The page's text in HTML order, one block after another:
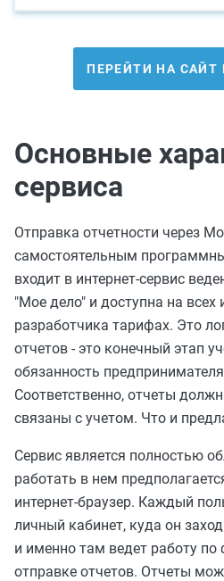
ПЕРЕЙТИ НА САЙТ
Основные
сервиса
Отправка отчетности через
самостоятельным
входит в интернет-сервис
"Мое дело" и доступна на
разработчика тарифах. Это
отчетов - это конечный этап
обязанность
Соответственно, отчеты
связаны с учетом. Что и
Сервис является полностью
работать в нем
интернет-браузер. Каждый
личный кабинет, куда он
и именно там ведет работу
отправке отчетов. Отчеты